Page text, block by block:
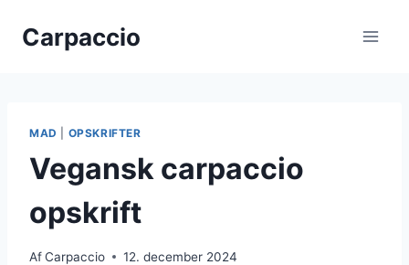
Carpaccio
MAD OPSKRIFTER
Vegansk carpaccio
opskrift
AfCarpaccio 12. december 2024